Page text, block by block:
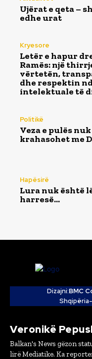
Ujërat e qeta –
edhe urat
Kryesore
Letër e hapur
Ramës: një
vërtetën,
dhe respektin
intelektuale të
Politikë
Veza e pulës
krahasohet me
Hapësirë
Lura nuk është
harresë…
Dizajni:BMC
Veronikë
Balkan's News gëzon
lirë Mediatike. Ka